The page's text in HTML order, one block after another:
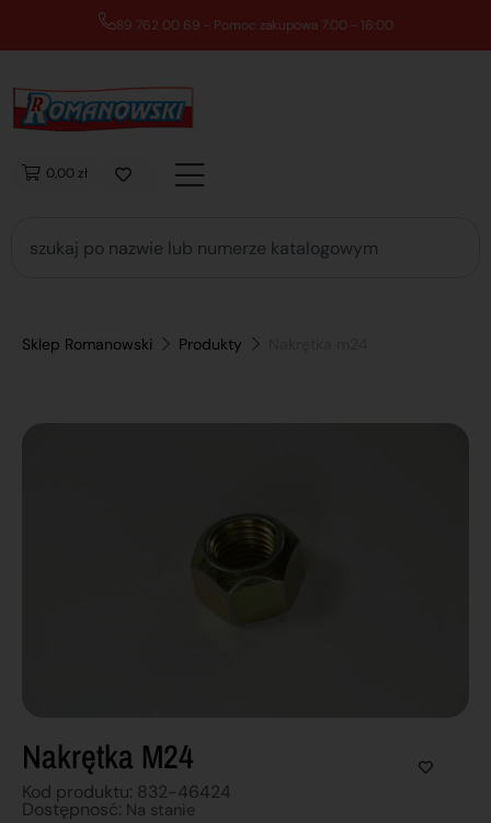
89 762 00 69 - Pomoc zakupowa 7:00 - 16:00
0,00 zł
Sklep Romanowski Produkty
Nakrętka M24
Kod produktu: 832-46424
Dostępnosć: Na stanie